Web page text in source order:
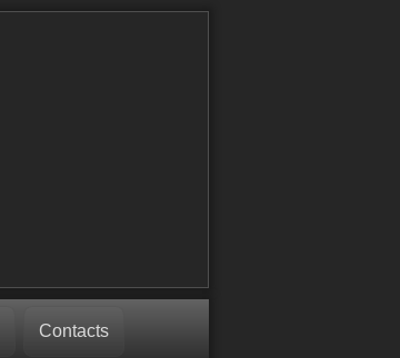
Contacts